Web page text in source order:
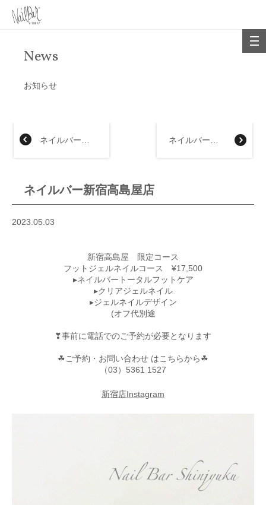
News
お知らせ
ネイルバー新宿高島屋店
2023.05.03
新宿高島屋 限定コース
フットジェルネイルコース ¥17,500
▸ネイルバートータルフットケア
▸クリアジェルネイル
▸ジェルネイルデザイン
(オフ代別途
❣︎事前に電話でのご予約が必要となります
☘︎ご予約・お問い合わせ はこちらから☘︎
（03）5361 1527
新宿店Instagram